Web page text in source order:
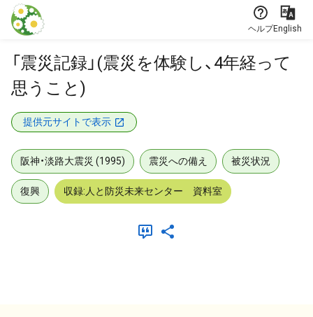
本文に飛ぶ
ヘルプEnglish
「震災記録」(震災を体験し、4年経って
思うこと)
提供元サイトで表示
阪神・淡路大震災 (1995) 震災への備え 被災状況
復興 収録:人と防災未来センター 資料室